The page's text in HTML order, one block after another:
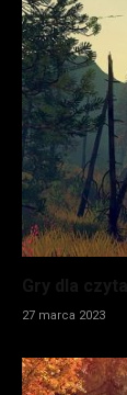
27 marca 2023